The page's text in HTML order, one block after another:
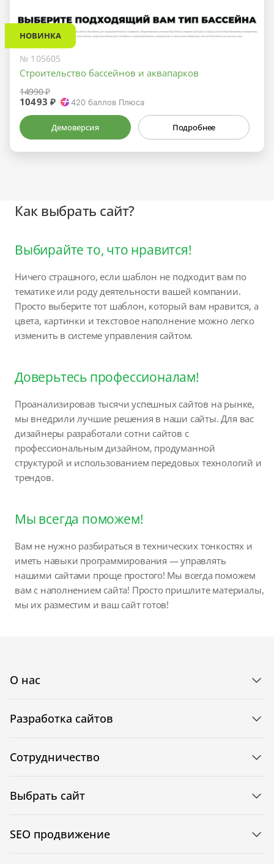
НОВИНКА
№ 105605
Строительство бассейнов и аквапарков
14990 ₽
10493 ₽ 420 баллов Плюса
Демоверсия Подробнее
Как выбрать сайт?
Выбирайте то, что нравится!
Ничего страшного, если шаблон не подходит вам по
тематике или роду деятельности вашей компании.
Просто выберите тот шаблон, который вам нравится, а
цвета, картинки и текстовое наполнение можно легко
изменить в системе управления сайтом.
Доверьтесь профессионалам!
Проанализировав тысячи успешных сайтов на рынке,
мы внедрили лучшие решения в наши сайты. Для вас
дизайнеры разработали сотни сайтов с
профессиональным дизайном, продуманной
структурой и использованием передовых технологий и
трендов.
Мы всегда поможем!
Вам не нужно разбираться в технических тонкостях и
иметь навыки программирования — управлять
нашими сайтами проще простого! Мы всегда поможем
вам с наполнением сайта! Просто пришлите материалы,
мы их разместим и ваш сайт готов!
О нас
Разработка сайтов
Сотрудничество
Выбрать сайт
SEO продвижение